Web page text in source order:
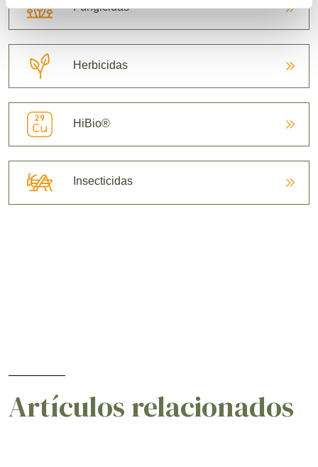
Fungicidas
Herbicidas
HiBio®
Insecticidas
Artículos relacionados